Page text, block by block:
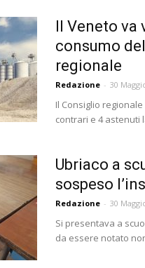
Il Veneto va
consumo
regionale
Redazione - 30
Il Consiglio
contrari e 4 astenuti
Ubriaco a
sospeso
Redazione - 30
Si presentava a
da essere notato